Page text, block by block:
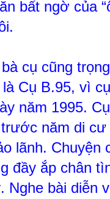
bất ngờ của“
cụ cũng
Cụ B.95, vì
năm 1995.
năm di
lãnh. Chuyện
đầy ắp chân
bài diễn